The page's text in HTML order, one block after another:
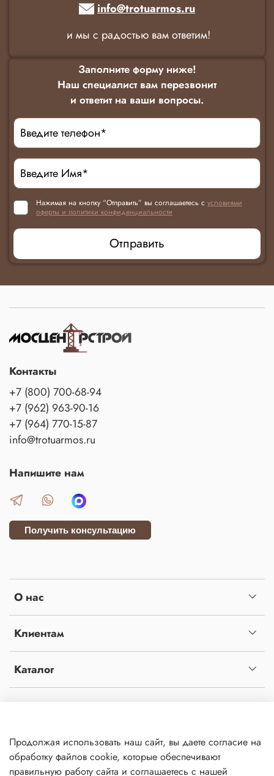
info@trotuarmos.ru
и мы с радостью вам ответим!
Заполните форму ниже!
Наш специалист вам перезвонит
и ответит на ваши вопросы.
Нажимая на кнопку “Отправить” вы соглашаетесь с условиями
оферты и политики конфиденциальности
Отправить
О нас
Клиентам
Каталог
Контакты
+7 (800) 700-68-94
+7 (962) 963-90-16
+7 (964) 770-15-87
info@trotuarmos.ru
Напишите нам
Получить консультацию
и сервис сбора технических данных его посетителей. Продолжая использовать данный
ресурс, Вы автоматически соглашаетесь с использованием данных технологий. ВСЕ
ПРАВА ЗАЩИЩЕНЫ.
Продолжая использовать наш сайт, вы даете согласие на
обработку файлов cookie, которые обеспечивают
правильную работу сайта и соглашаетесь с нашей
обработки